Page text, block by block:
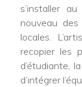
s’installer
nouveau
locales.
recopier les
d’étudiante,
d’intégrer